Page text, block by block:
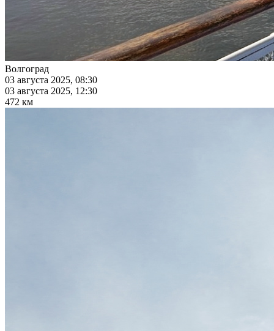
Волгоград
03 августа 2025, 08:30
03 августа 2025, 12:30
472 км